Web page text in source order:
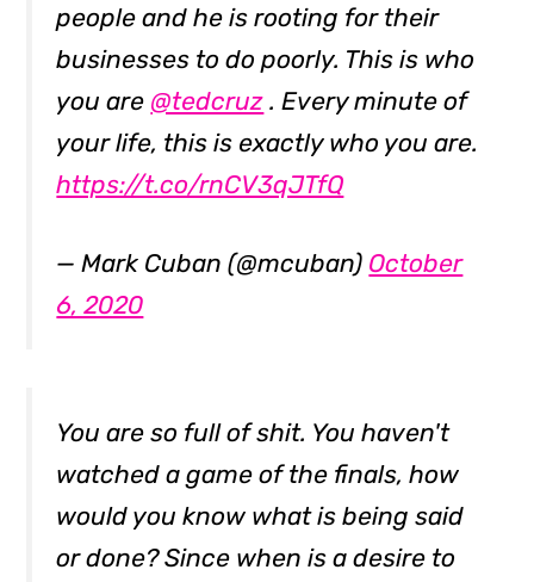
people and he is rooting for their
businesses to do poorly. This is who
you are @tedcruz . Every minute of
your life, this is exactly who you are.
https://t.co/rnCV3qJTfQ
— Mark Cuban (@mcuban) October
6, 2020
You are so full of shit. You haven't
watched a game of the finals, how
would you know what is being said
or done? Since when is a desire to